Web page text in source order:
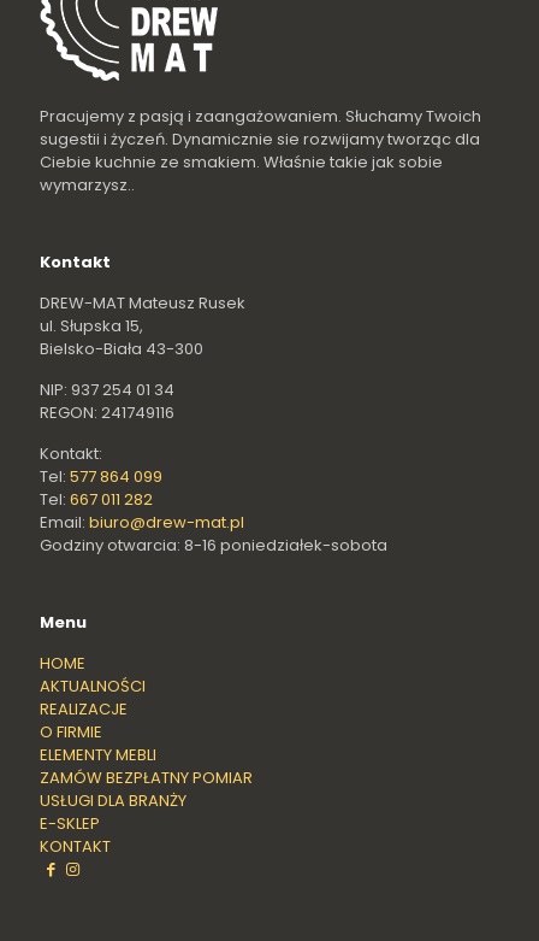
Pracujemy z pasją i zaangażowaniem. Słuchamy Twoich
sugestii i życzeń. Dynamicznie sie rozwijamy tworząc dla
Ciebie kuchnie ze smakiem. Właśnie takie jak sobie
wymarzysz..
Kontakt
DREW-MAT Mateusz Rusek
ul. Słupska 15,
Bielsko-Biała 43-300
NIP: 937 254 01 34
REGON: 241749116
Kontakt:
Tel: 577 864 099
Tel: 667 011 282
Email: biuro@drew-mat.pl
Godziny otwarcia: 8-16 poniedziałek-sobota
Menu
HOME
AKTUALNOŚCI
REALIZACJE
O FIRMIE
ELEMENTY MEBLI
ZAMÓW BEZPŁATNY POMIAR
USŁUGI DLA BRANŻY
E-SKLEP
KONTAKT